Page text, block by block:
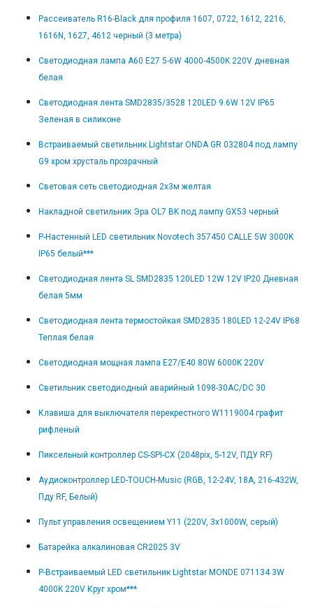
Рассеиватель R16-Black для профиля 1607, 0722, 1612, 2216,
1616N, 1627, 4612 черный (3 метра)
Светодиодная лампа A60 E27 5-6W 4000-4500K 220V дневная
белая
Светодиодная лента SMD2835/3528 120LED 9.6W 12V IP65
Зеленая в силиконе
Встраиваемый светильник Lightstar ONDA GR 032804 под лампу
G9 хром хрусталь прозрачный
Световая сеть светодиодная 2х3м желтая
Накладной светильник Эра OL7 BK под лампу GX53 черный
Р-Настенный LED светильник Novotech 357450 CALLE 5W 3000K
IP65 белый***
Светодиодная лента SL SMD2835 120LED 12W 12V IP20 Дневная
белая 5мм
Светодиодная лента термостойкая SMD2835 180LED 12-24V IP68
Теплая белая
Светодиодная мощная лампа E27/E40 80W 6000K 220V
Светильник светодиодный аварийный 1098-30AC/DC 30
Клавиша для выключателя перекрестного W1119004 графит
рифленый
Пиксельный контроллер CS-SPI-CX (2048pix, 5-12V, ПДУ RF)
Аудиоконтроллер LED-TOUCH-Music (RGB, 12-24V, 18A, 216-432W,
Пду RF, Белый)
Пульт управления освещением Y11 (220V, 3x1000W, серый)
Батарейка алкалиновая CR2025 3V
Р-Встраиваемый LED светильник Lightstar MONDE 071134 3W
4000K 220V Круг хром***